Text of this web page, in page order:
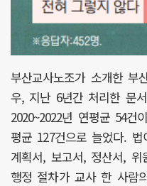
부산교사노조가 소개한 부
우, 지난 6년간 처리한 문
2020~2022년 연평균 54건
평균 127건으로 늘었다.
계획서, 보고서, 정산서,
행정 절차가 교사 한 사람